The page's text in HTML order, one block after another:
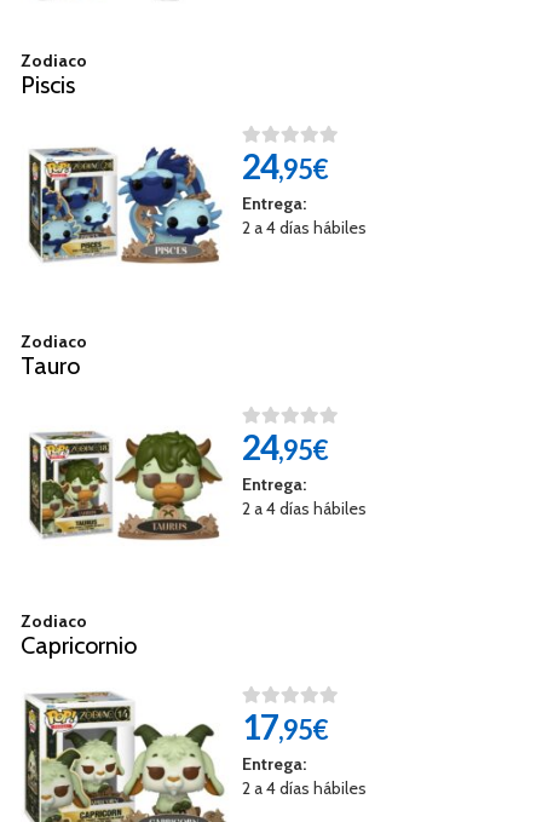
Zodiaco
Piscis
24,95€
Entrega:
2 a 4 días hábiles
Zodiaco
Tauro
24,95€
Entrega:
2 a 4 días hábiles
Zodiaco
Capricornio
17,95€
Entrega:
2 a 4 días hábiles